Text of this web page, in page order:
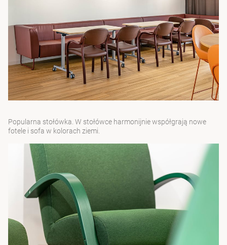
Popularna stołówka. W stołówce harmonijnie współgrają nowe
fotele i sofa w kolorach ziemi.